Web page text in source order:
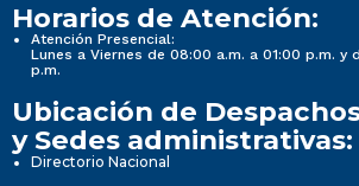
Horarios de Atención:
Atención Presencial:
Lunes a Viernes de 08:00 a.m. a 01:00 p.m. y
p.m.
Ubicación de
y Sedes administrativas:
Directorio Nacional